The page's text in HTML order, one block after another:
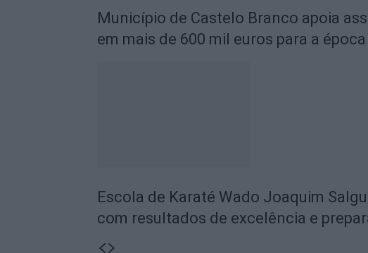
Município de Castelo Branco apoia
em mais de 600 mil euros para a
Escola de Karaté Wado Joaquim
com resultados de excelência e